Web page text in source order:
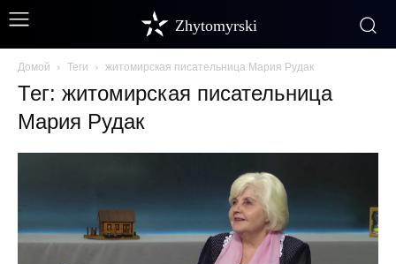
Zhytomyrski
Домой Теги житомирская писательница Мария Рудак
Тег: житомирская писательница
Мария Рудак